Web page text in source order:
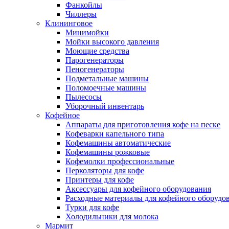
Фанкойлы
Чиллеры
Клининговое
Минимойки
Мойки высокого давления
Моющие средства
Парогенераторы
Пеногенераторы
Подметальные машины
Поломоечные машины
Пылесосы
Уборочный инвентарь
Кофейное
Аппараты для приготовления кофе на песке
Кофеварки капельного типа
Кофемашины автоматические
Кофемашины рожковые
Кофемолки профессиональные
Перколяторы для кофе
Принтеры для кофе
Аксессуары для кофейного оборудования
Расходные материалы для кофейного
Турки для кофе
Холодильники для молока
Мармит